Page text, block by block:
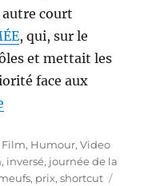
autre court
, qui, sur le
et mettait les
face aux
Catégories
Film, Humour,Video
, inversé, journée de la
, prix,shortcut